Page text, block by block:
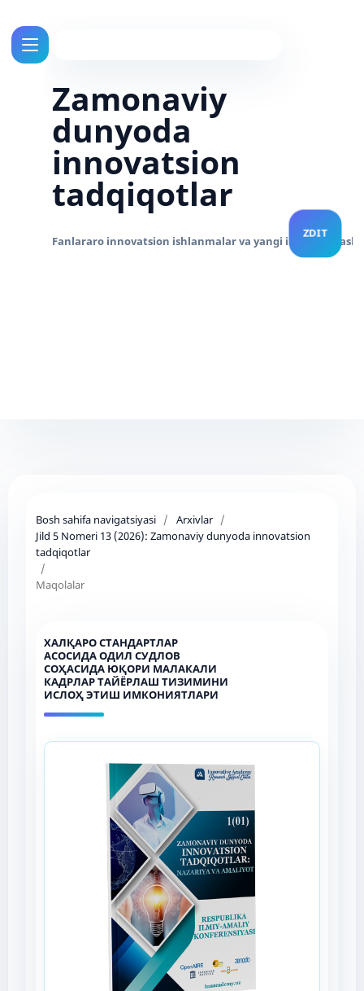
Zamonaviy
dunyoda
innovatsion
tadqiqotlar
Bosh sahifa navigatsiyasi / Arxivlar /
Jild 5 Nomeri 13 (2026): Zamonaviy dunyoda innovatsion
tadqiqotlar
/
Maqolalar
ХАЛҚАРО СТАНДАРТЛАР
АСОСИДА ОДИЛ СУДЛОВ
СОҲАСИДА ЮҚОРИ МАЛАКАЛИ
КАДРЛАР ТАЙЁРЛАШ ТИЗИМИНИ
ИСЛОҲ ЭТИШ ИМКОНИЯТЛАРИ